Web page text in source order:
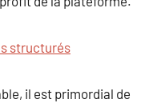
structurés
il est primordial de